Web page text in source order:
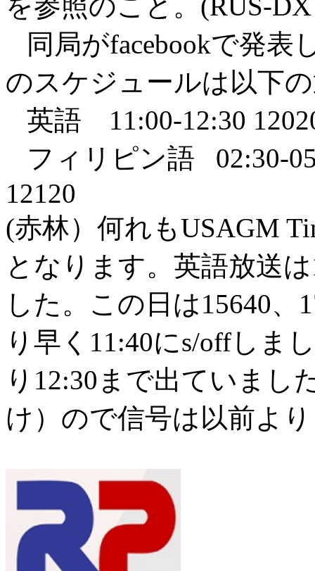
同局がfacebookで発表
のスケジュールは以下
英語 11:00-12:30
フィリピン語 02:30-
12120
(赤林）何れもUSAGM
となります。英語放送
した。この日は15640
り早く11:40にs/offしま
り12:30まで出ていまし
け）ので信号は以前よ